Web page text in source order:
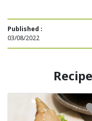
Published :
03/08/2022